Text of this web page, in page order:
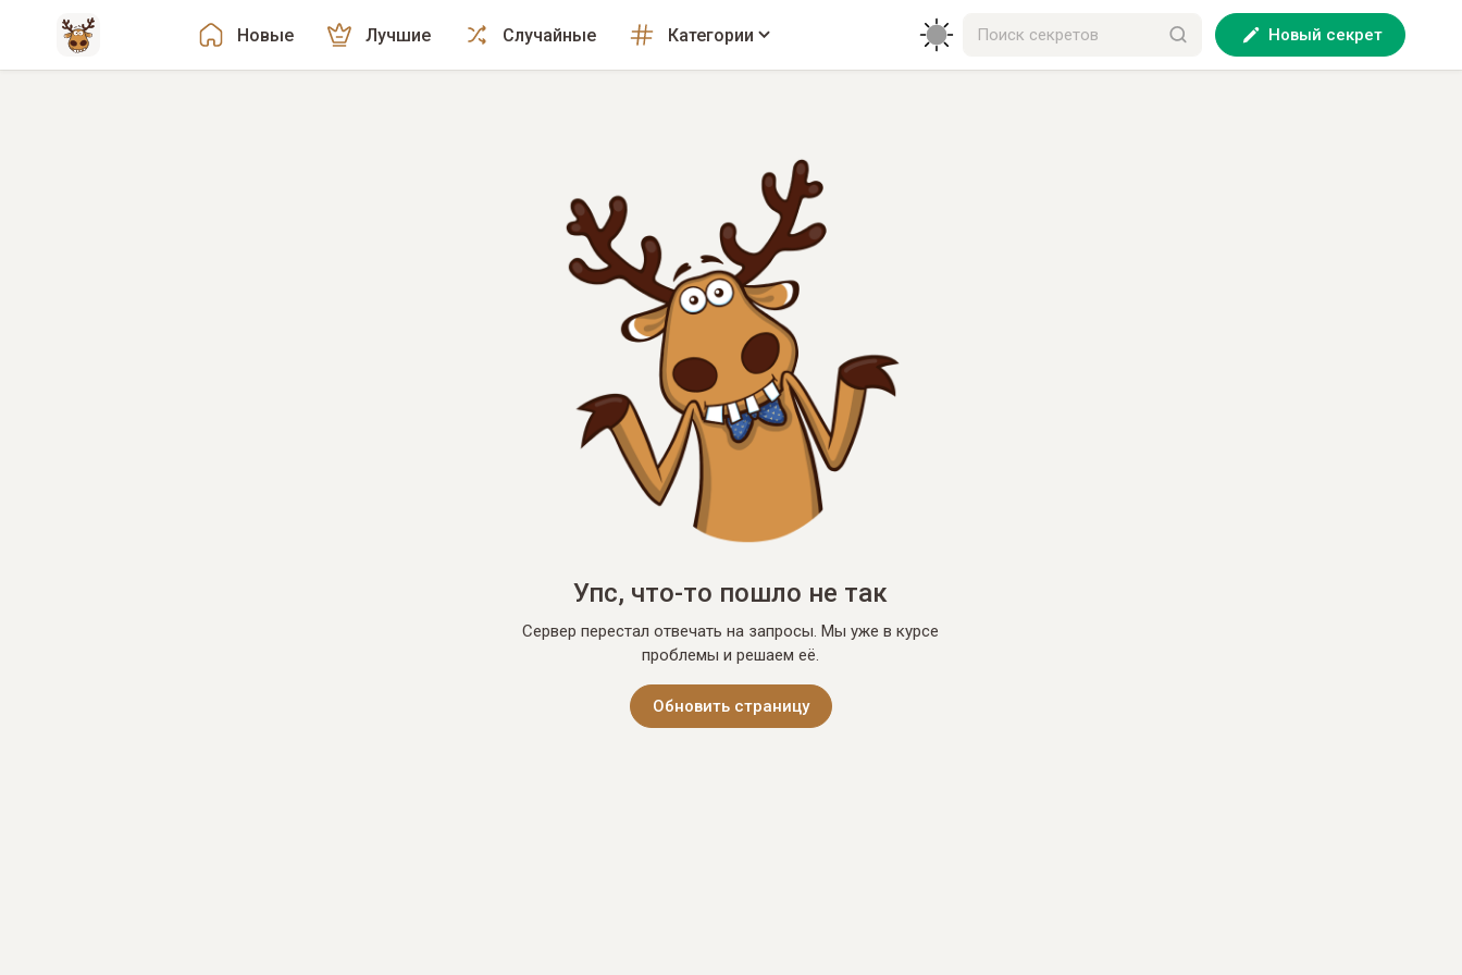
Новые Лучшие Случайные Категории Новый секрет
Упс, что-то пошло не так
Сервер перестал отвечать на запросы. Мы уже в курсе
проблемы и решаем её.
Обновить страницу